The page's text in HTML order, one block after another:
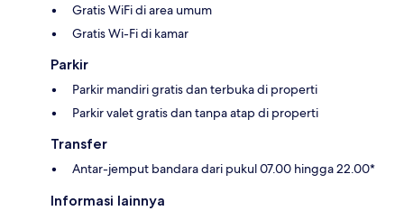
Gratis WiFi di area umum
Gratis Wi-Fi di kamar
Parkir
Parkir mandiri gratis dan terbuka di properti
Parkir valet gratis dan tanpa atap di properti
Transfer
Antar-jemput bandara dari pukul 07.00 hingga 22.00*
Informasi lainnya